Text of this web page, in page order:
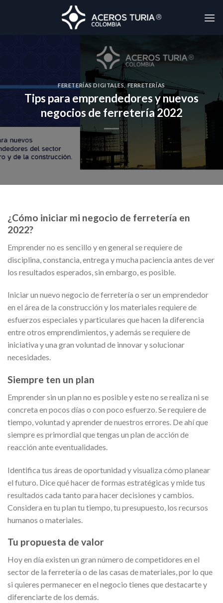
FERETERÍAS DIGITALES ,FERRETERÍAS
Tips para emprendedores y nuevos
negocios de ferretería 2022
¿Cómo iniciar mi negocio de ferretería en
2022?
Emprender no es sencillo y en general se requiere de
disciplina, constancia, entrega y mucha paciencia antes de ver
los resultados esperados, sin embargo, es posible.
Iniciar un nuevo negocio de ferretería o ser un emprendedor
en el área de la construcción y los materiales requiere de
esfuerzos especiales y particulares que hacen la diferencia
entre otros emprendimientos, y además se requiere de
iniciativa y una gran voluntad de innovar y solucionar
necesidades.
Siempre ten un plan
Emprender sin un plan no es posible y este no se realiza ni se
concreta en pocos días o con poco esfuerzo. Se requiere de
tiempo, voluntad y aprender de nuestros errores. De ahí que
siempre es primordial que tengas un plan de acción de
reacción ante eventualidades.
Identifica tus áreas de oportunidad y visualiza cómo planear
el futuro. Dice qué hacer de formas estratégicas y mide tus
resultados cada tanto para hacer decisiones y cambios.
Considera en tu plan tu tiempo, tu presupuesto, los recursos
humanos o materiales.
Tu propuesta de valor
Hoy en día existen un gran número de competidores en el
sector de la ferretería o de las casas de materiales, por lo que
si quieres permanecer en el negocio tienes que destacarte y
diferenciarte de los demás.